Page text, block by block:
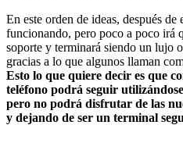
En este orden de ideas, después
funcionando, pero poco a poco irá
soporte y terminará siendo un lujo
gracias a lo que algunos llaman
Esto lo que quiere decir es que
teléfono podrá seguir
pero no podrá disfrutar de las
y dejando de ser un terminal